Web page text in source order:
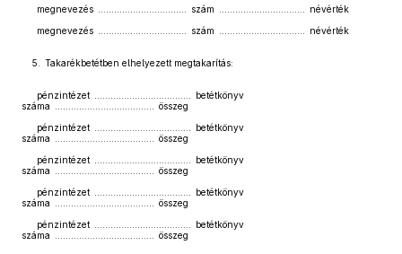
megnevezés ................................. szám ................................ névérték
megnevezés ................................. szám ................................ névérték
5. Takarékbetétben elhelyezett megtakarítás:
pénzintézet .................................... betétkönyv
száma ..................................... összeg
pénzintézet .................................... betétkönyv
száma ..................................... összeg
pénzintézet .................................... betétkönyv
száma ..................................... összeg
pénzintézet .................................... betétkönyv
száma ..................................... összeg
pénzintézet .................................... betétkönyv
száma ..................................... összeg